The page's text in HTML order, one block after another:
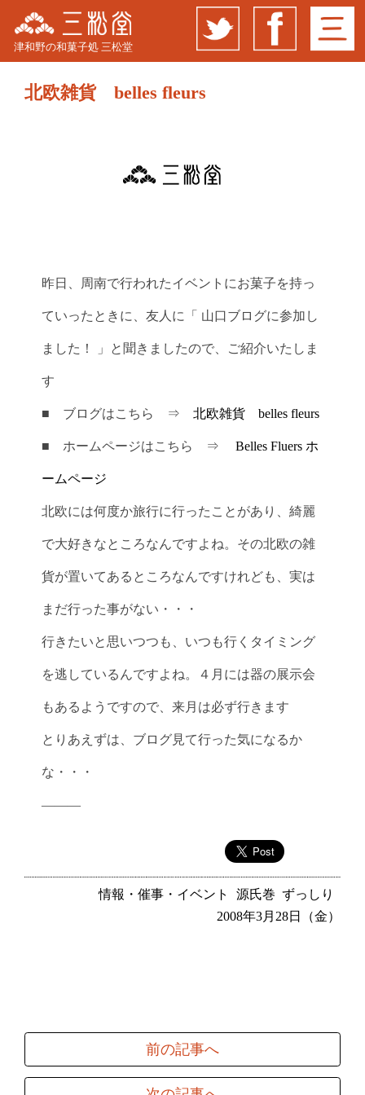
津和野の和菓子処 三松堂
北欧雑貨 belles fleurs
昨日、周南で行われたイベントにお菓子を持っ
ていったときに、友人に「 山口ブログに参加し
ました！ 」と聞きましたので、ご紹介いたしま
す
■ ブログはこちら ⇒ 北欧雑貨 belles fleurs
■ ホームページはこちら ⇒ Belles Fluers ホ
ームページ
北欧には何度か旅行に行ったことがあり、綺麗
で大好きなところなんですよね。その北欧の雑
貨が置いてあるところなんですけれども、実は
まだ行った事がない・・・
行きたいと思いつつも、いつも行くタイミング
を逃しているんですよね。４月には器の展示会
もあるようですので、来月は必ず行きます
とりあえずは、ブログ見て行った気になるか
な・・・
———
情報・催事・イベント 源氏巻 ずっしり
2008年3月28日（金）
前の記事へ